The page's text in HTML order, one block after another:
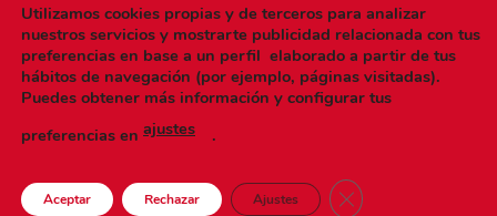
Visa PayPal Stripe MasterCard
CONDICIONES DE USO
Copyright 2026 ©cookingmenaje.es| Hecho a mano y con
mucho
porUNBUENPLAN GROUP
Utilizamos cookies propias y de terceros para analizar
nuestros servicios y mostrarte publicidad relacionada con tus
preferencias en base a un perfil elaborado a partir de tus
hábitos de navegación (por ejemplo, páginas visitadas).
Puedes obtener más información y configurar tus
preferencias en ajustes .
Aceptar Rechazar Ajustes CERRAR EL